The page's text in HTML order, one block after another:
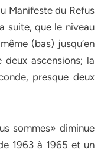
Manifeste du Refus
suite, que le niveau
(bas) jusqu’en
ascensions; la
presque deux
sommes» diminue
1963 à 1965 et un